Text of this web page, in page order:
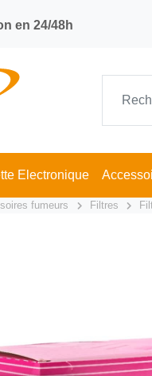
en 24/48h
Electronique
fumeurs Filtres